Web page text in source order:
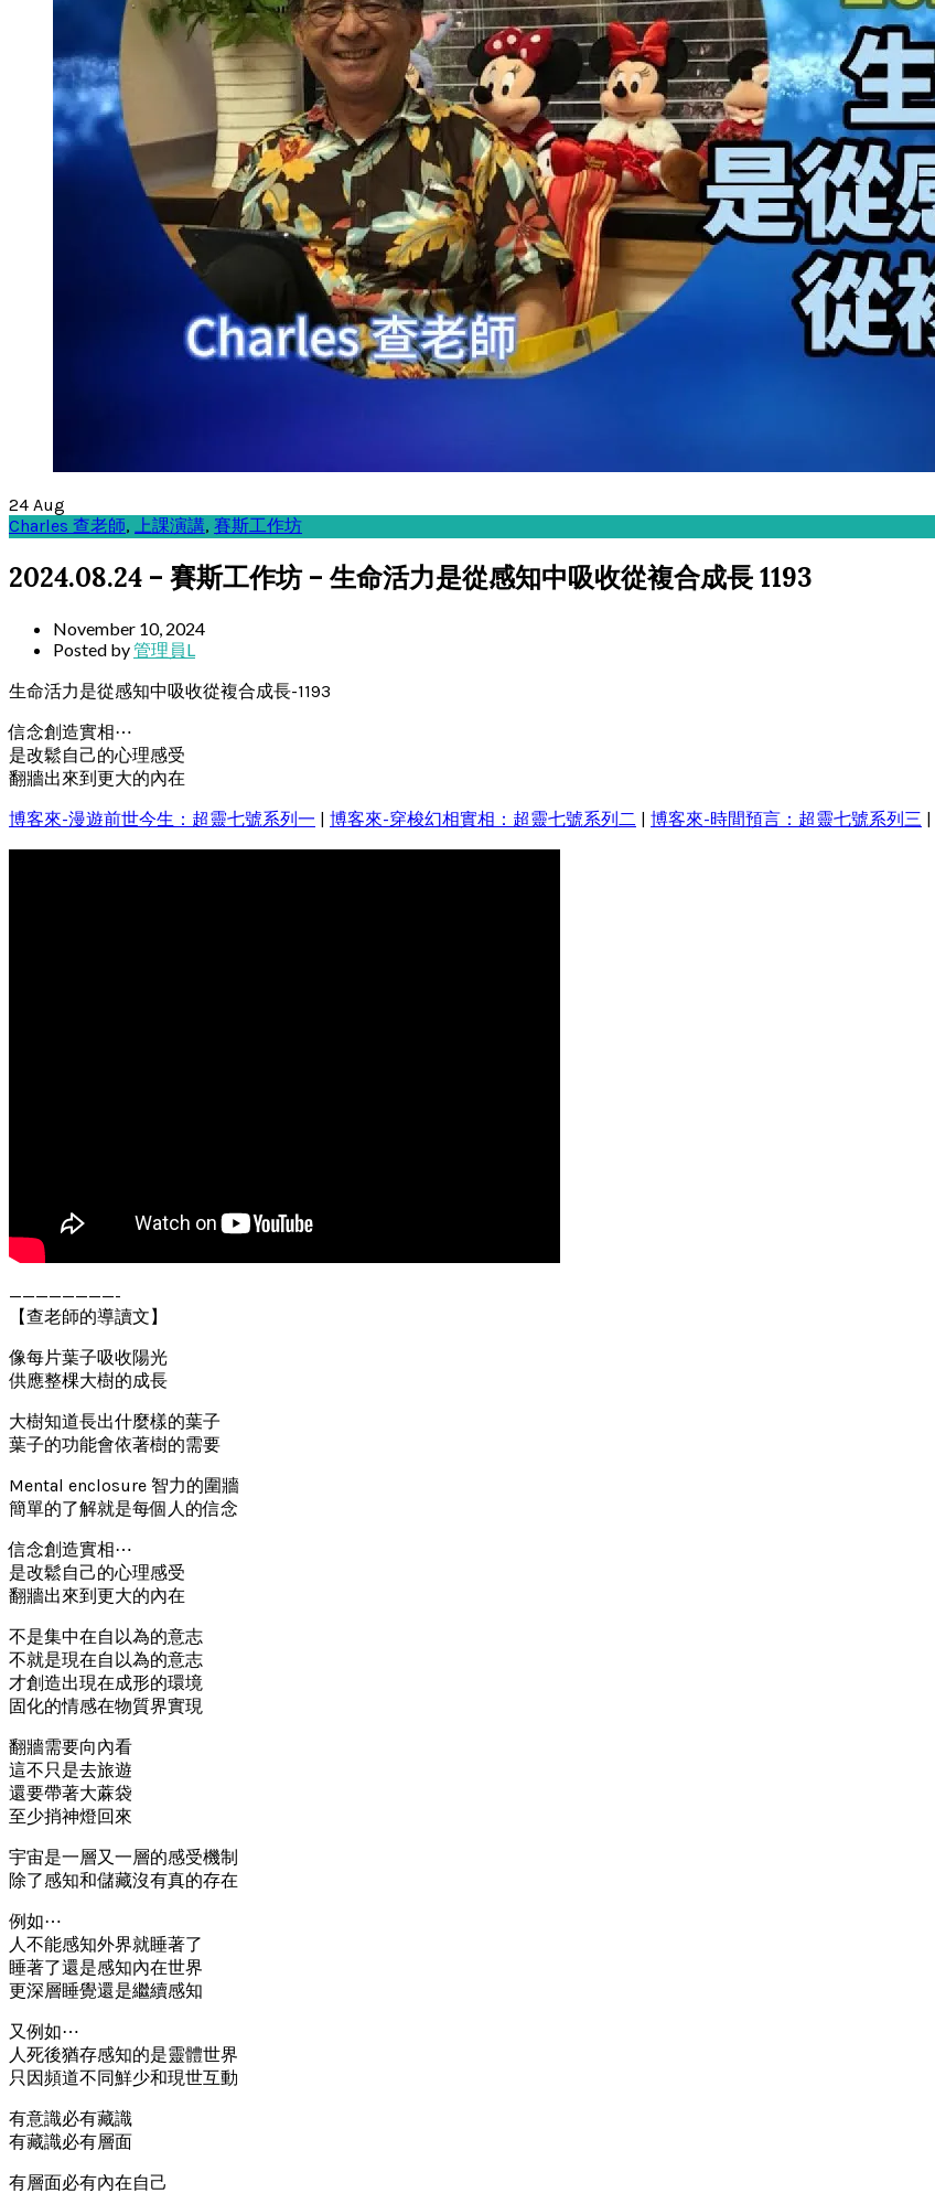
24 Aug
Charles 查老師, 上課演講, 賽斯工作坊
2024.08.24 – 賽斯工作坊 – 生命活力是從感知中吸收從複合成長 1193
November 10, 2024
Posted by管理員L
生命活力是從感知中吸收從複合成長-1193
信念創造實相⋯
是改鬆自己的心理感受
翻牆出來到更大的內在
博客來-漫遊前世今生：超靈七號系列一
博客來-穿梭幻相實相：超靈七號系列二 博客來-時間預言：超靈七號系列三
————————-
【查老師的導讀文】
像每片葉子吸收陽光
供應整棵大樹的成長
大樹知道長出什麼樣的葉子
葉子的功能會依著樹的需要
Mental enclosure 智力的圍牆
簡單的了解就是每個人的信念
信念創造實相⋯
是改鬆自己的心理感受
翻牆出來到更大的內在
不是集中在自以為的意志
不就是現在自以為的意志
才創造出現在成形的環境
固化的情感在物質界實現
翻牆需要向內看
這不只是去旅遊
還要帶著大蔴袋
至少捎神燈回來
宇宙是一層又一層的感受機制
除了感知和儲藏沒有真的存在
例如⋯
人不能感知外界就睡著了
睡著了還是感知內在世界
更深層睡覺還是繼續感知
又例如⋯
人死後猶存感知的是靈體世界
只因頻道不同鮮少和現世互動
有意識必有藏識
有藏識必有層面
有層面必有內在自己